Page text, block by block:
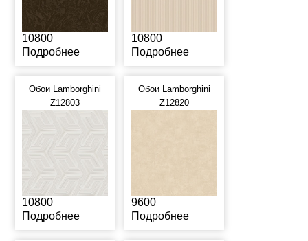
10800
Подробнее
10800
Подробнее
Обои Lamborghini
Z12803
10800
Подробнее
Обои Lamborghini
Z12820
9600
Подробнее